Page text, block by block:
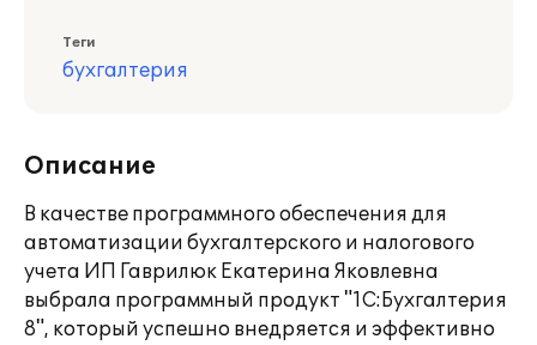
Теги
бухгалтерия
Описание
В качестве программного обеспечения для
автоматизации бухгалтерского и налогового
учета ИП Гаврилюк Екатерина Яковлевна
выбрала программный продукт "1С:Бухгалтерия
8", который успешно внедряется и эффективно